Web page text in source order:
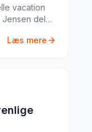
vacation
deler
Læs mere